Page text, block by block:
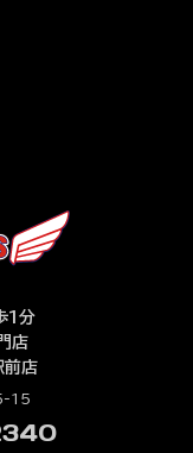
1分
店
前店
15